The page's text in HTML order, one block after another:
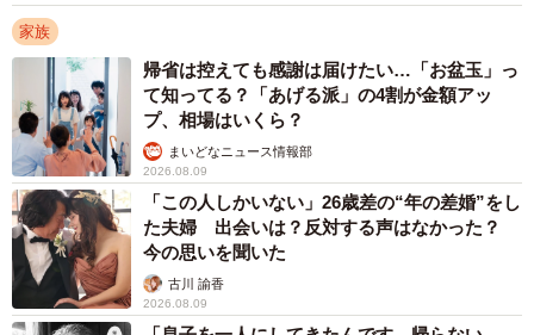
聞いている周りの人たちは内容よりも感情の揺れ幅の方が
気になってしまいます。
校歌だけで泣けるという謎
極めつけは、野球をまったく知らないというKさん（50
代）。甲子園の勝利校の校歌を聞くだけで毎回泣いてしま
うそうです。野球のルールも知らず、試合も見ていませ
ん。ただ、校歌を歌う球児たちの姿を見ると「熱い青春と
努力の結晶を感じて胸がいっぱいになる」と語ります。
家族
帰省は控えても感謝は届けたい…「お盆玉」っ
て知ってる？「あげる派」の4割が金額アッ
プ、相場はいくら？
まいどなニュース情報部
2026.08.09
「この人しかいない」26歳差の“年の差婚”をし
た夫婦 出会いは？反対する声はなかった？
今の思いを聞いた
古川 諭香
2026.08.09